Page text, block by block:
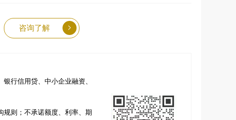
咨询了解
行信用贷、中小企业融资、
则；不承诺额度、利率、期